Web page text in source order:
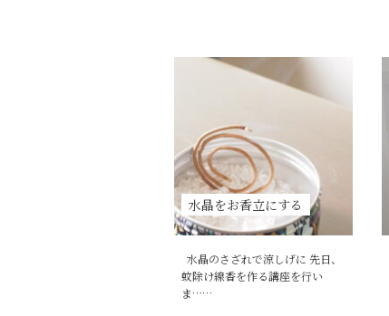
水晶をお香立にする
水晶のさざれで涼しげに 先日、
蚊除け線香を作る講座を行い
ま……